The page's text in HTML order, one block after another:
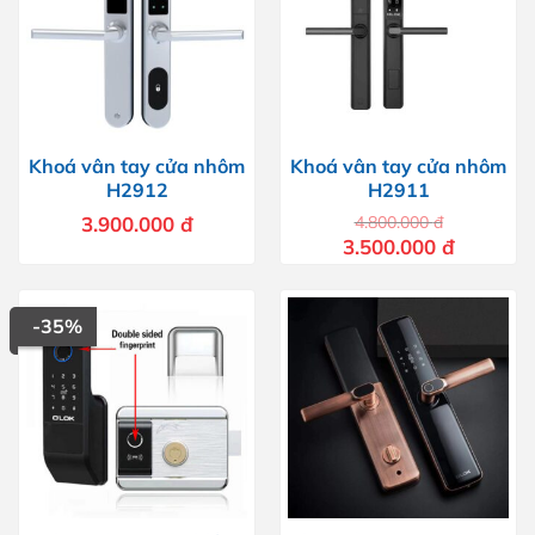
Khoá vân tay cửa nhôm
H2912
3.900.000 đ
Khoá vân tay cửa nhôm
H2911
4.800.000đ
Giá
gốc
3.500.000 đGiá
hiện
-35%